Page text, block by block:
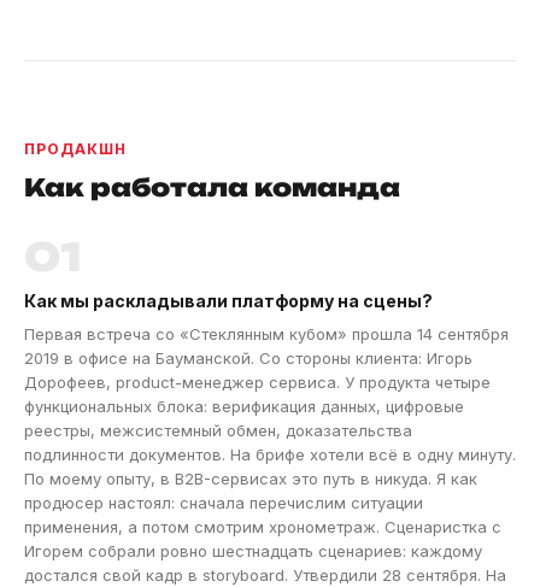
ПРОДАКШН
Как работала команда
Как мы раскладывали платформу на сцены?
Первая встреча со «Стеклянным кубом» прошла 14 сентября
2019 в офисе на Бауманской. Со стороны клиента: Игорь
Дорофеев, product-менеджер сервиса. У продукта четыре
функциональных блока: верификация данных, цифровые
реестры, межсистемный обмен, доказательства
подлинности документов. На брифе хотели всё в одну минуту.
По моему опыту, в B2B-сервисах это путь в никуда. Я как
продюсер настоял: сначала перечислим ситуации
применения, а потом смотрим хронометраж. Сценаристка с
Игорем собрали ровно шестнадцать сценариев: каждому
достался свой кадр в storyboard. Утвердили 28 сентября. На